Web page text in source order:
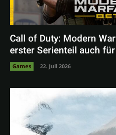
Call of Duty: Modern
erster Serienteil auch
Games 22. Juli 2026